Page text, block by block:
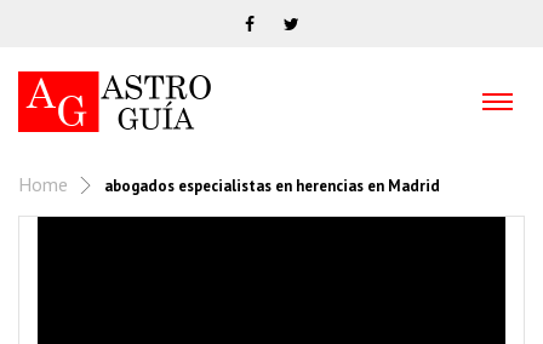
Home abogados especialistas en herencias en Madrid